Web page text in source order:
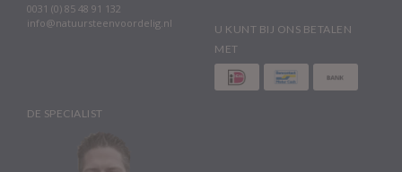
0031 (0) 85 48 91 132
info@natuursteenvoordelig.nl
U KUNT BIJ ONS BETALEN
MET
DE SPECIALIST